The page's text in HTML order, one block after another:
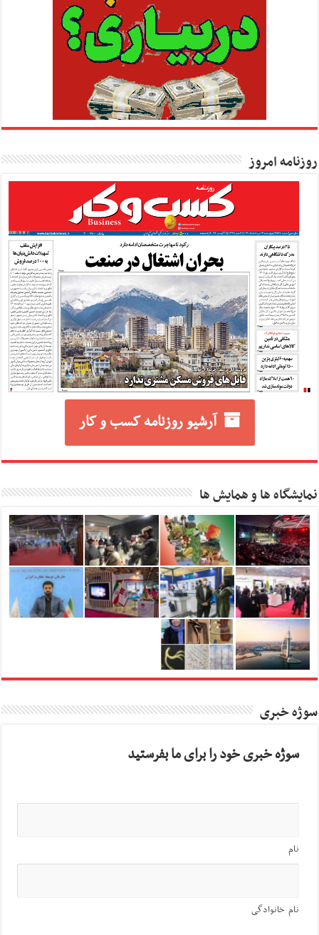
روزنامه امروز
آرشیو روزنامه کسب و کار
نمایشگاه ها و همایش ها
سوژه خبری
سوژه خبری خود را برای ما بفرستید
نام
نام خانوادگی